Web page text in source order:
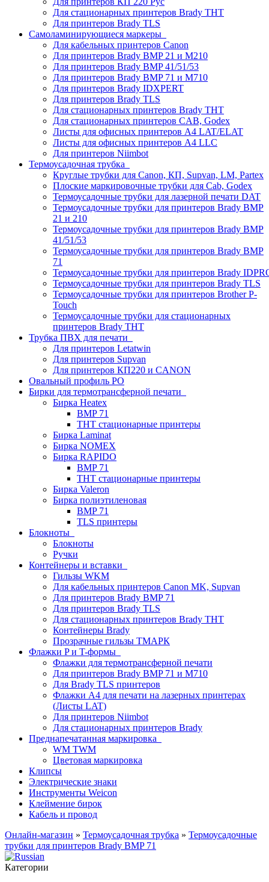
Для стационарных принтеров Brady THT
Для принтеров Brady TLS
Самоламинирующиеся маркеры
Для кабельных принтеров Canon
Для принтеров Brady BMP 21 и M210
Для принтеров Brady BMP 41/51/53
Для принтеров Brady BMP 71 и M710
Для принтеров Brady IDXPERT
Для принтеров Brady TLS
Для стационарных принтеров Brady THT
Для стационарных принтеров CAB, Godex
Листы для офисных принтеров А4 LAT/ELAT
Листы для офисных принтеров А4 LLC
Для принтеров Niimbot
Термоусадочная трубка
Круглые трубки для Canon, КП, Supvan, LM, Partex
Плоские маркировочные трубки для Cab, Godex
Термоусадочные трубки для лазерной печати DAT
Термоусадочные трубки для принтеров Brady BMP
21 и 210
Термоусадочные трубки для принтеров Brady BMP
41/51/53
Термоусадочные трубки для принтеров Brady BMP
71
Термоусадочные трубки для принтеров Brady
Термоусадочные трубки для принтеров Brady TLS
Термоусадочные трубки для принтеров Brother P-
Touch
Термоусадочные трубки для стационарных
принтеров Brady THT
Трубка ПВХ для печати
Для принтеров Letatwin
Для принтеров Supvan
Для принтеров КП220 и CANON
Овальный профиль PO
Бирки для термотрансферной печати
Бирка Heatex
BMP 71
THT стационарные принтеры
Бирка Laminat
Бирка NOMEX
Бирка RAPIDO
BMP 71
THT стационарные принтеры
Бирка Valeron
Бирка полиэтиленовая
BMP 71
TLS принтеры
Блокноты
Блокноты
Ручки
Контейнеры и вставки
Гильзы WKM
Для кабельных принтеров Canon MK, Supvan
Для принтеров Brady BMP 71
Для принтеров Brady TLS
Для стационарных принтеров Brady THT
Контейнеры Brady
Прозрачные гильзы ТМАРК
Флажки P и T-формы
Флажки для термотрансферной печати
Для принтеров Brady BMP 71 и M710
Для Brady TLS принтеров
Флажки A4 для печати на лазерных принтерах
(Листы LAT)
Для принтеров Niimbot
Для стационарных принтеров Brady
Преднапечатанная маркировка
WM TWM
Цветовая маркировка
Клипсы
Электрические знаки
Инструменты Weicon
Клеймение бирок
Кабель и провод
Онлайн-магазин » Термоусадочная трубка » Термоусадочные
трубки для принтеров Brady BMP 71
Категории